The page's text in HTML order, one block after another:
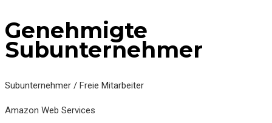
Genehmigte
Subunternehmer
Subunternehmer / Freie Mitarbeiter
Amazon Web Services